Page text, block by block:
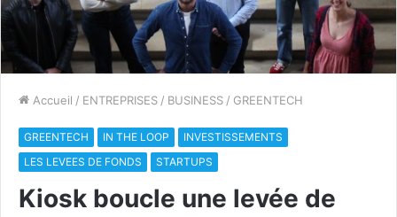
Accueil / ENTREPRISES / BUSINESS / GREENTECH
GREENTECH IN THE LOOP
INVESTISSEMENTS
LES LEVEES DE FONDS
STARTUPS
Kiosk boucle une levée de